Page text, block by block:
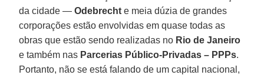
da cidade —Odebrecht e meia dúzia de grandes
corporações estão envolvidas em quase todas as
obras que estão sendo realizadas no Rio de Janeiro
e também nas Parcerias Público-Privadas – PPPs.
Portanto, não se está falando de um capital nacional,